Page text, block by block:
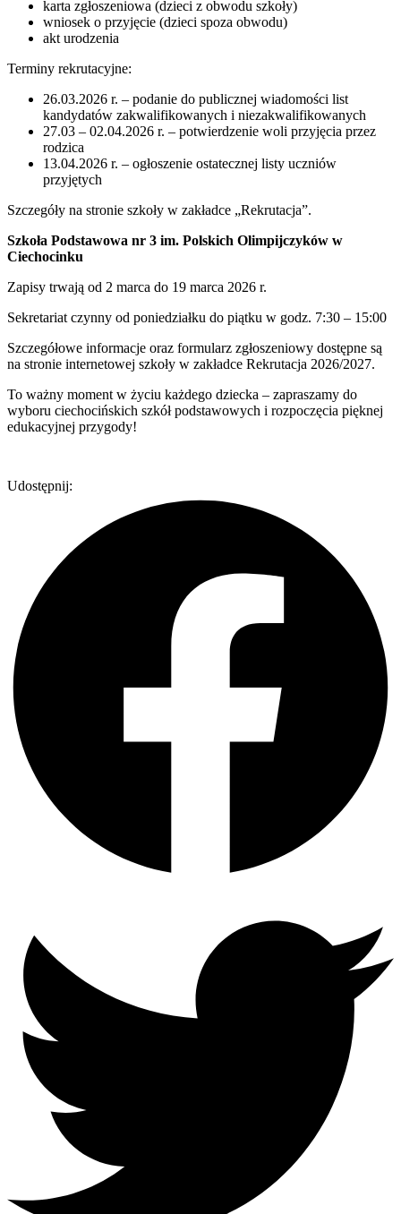
karta zgłoszeniowa (dzieci z obwodu szkoły)
wniosek o przyjęcie (dzieci spoza obwodu)
akt urodzenia
Terminy rekrutacyjne:
26.03.2026 r. – podanie do publicznej wiadomości list
kandydatów zakwalifikowanych i niezakwalifikowanych
27.03 – 02.04.2026 r. – potwierdzenie woli przyjęcia przez
rodzica
13.04.2026 r. – ogłoszenie ostatecznej listy uczniów
przyjętych
Szczegóły na stronie szkoły w zakładce „Rekrutacja”.
Szkoła Podstawowa nr 3 im. Polskich Olimpijczyków w
Ciechocinku
Zapisy trwają od 2 marca do 19 marca 2026 r.
Sekretariat czynny od poniedziałku do piątku w godz. 7:30 – 15:00
Szczegółowe informacje oraz formularz zgłoszeniowy dostępne są
na stronie internetowej szkoły w zakładce Rekrutacja 2026/2027.
To ważny moment w życiu każdego dziecka – zapraszamy do
wyboru ciechocińskich szkół podstawowych i rozpoczęcia pięknej
edukacyjnej przygody!
Udostępnij: